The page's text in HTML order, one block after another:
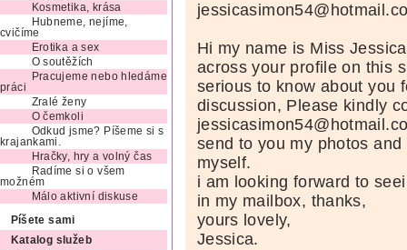
Kosmetika, krása
Hubneme, nejíme,
cvičíme
Erotika a sex
O soutěžích
Pracujeme nebo hledáme
práci
Zralé ženy
O čemkoli
Odkud jsme? Píšeme si s
krajankami.
Hračky, hry a volný čas
Radíme si o všem
možném
Málo aktivní diskuse
Píšete sami
Katalog služeb
Hi my name is Miss
across your profile on this
serious to know about you
discussion, Please kindly
send to you my photos
myself.
i am looking forward to
in my mailbox, thanks,
yours lovely,
Jessica.